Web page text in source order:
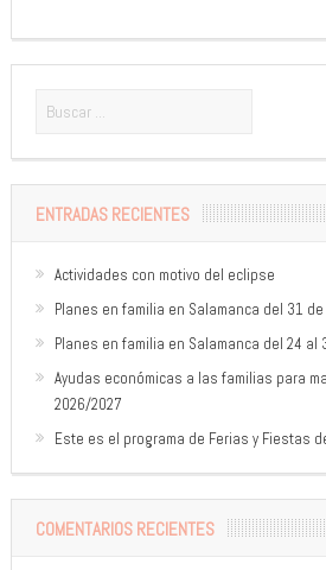
ENTRADAS RECIENTES
Actividades con motivo del eclipse
Planes en familia en Salamanca del 31
Planes en familia en Salamanca del 24 al
Ayudas económicas a las familias para
2026/2027
Este es el programa de Ferias y Fiestas
COMENTARIOS RECIENTES